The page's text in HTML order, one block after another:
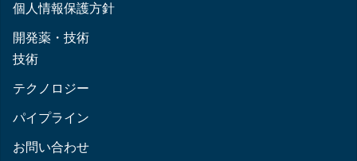
個人情報保護方針
開発薬・技術
技術
テクノロジー
パイプライン
お問い合わせ